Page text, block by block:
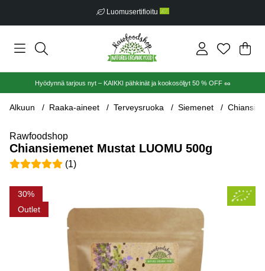
Luomusertifioitu
.
Hyödynnä tarjous nyt – KAIKKI pähkinät ja kookosöljyt 50 % OFF 🥜
Alkuun Raaka-aineet Terveysruoka Siemenet
Rawfoodshop
Chiansiemenet Mustat LUOMU 500g
Keskiarvoluokitus 5 / 5 Arvioiden määrä 1
(1)
30
Outlet
Tuotekuvat Chiansiemenet Mustat LUOMU 500g